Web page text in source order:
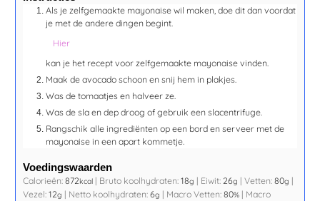
Als je zelfgemaakte mayonaise wil maken, doe dit dan voordat
je met de andere dingen begint.
Hier
kan je het recept voor zelfgemaakte mayonaise vinden.
Maak de avocado schoon en snij hem in plakjes.
Was de tomaatjes en halveer ze.
Was de sla en dep droog of gebruik een slacentrifuge.
Rangschik alle ingrediënten op een bord en serveer met de
mayonaise in een apart kommetje.
Voedingswaarden
Calorieën:872kcal | Bruto koolhydraten:18g | Eiwit: 26g |Vetten:80g |
Vezel:12g | Netto koolhydraten:6g | Macro Vetten:80% | Macro